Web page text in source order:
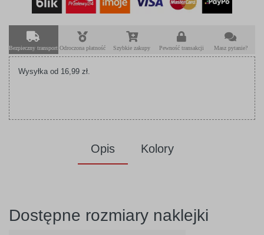
Bezpieczny transport Odroczona płatność Szybkie zakupy Pewność transakcji Masz pytanie?
Wysyłka od 16,99 zł.
Opis Kolory
Dostępne rozmiary naklejki